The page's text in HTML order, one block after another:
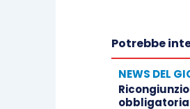
Potrebbe
NEWS DEL